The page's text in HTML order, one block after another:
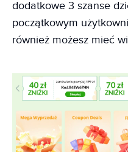
dodatkowe 3 szanse
początkowym
również możesz mieć